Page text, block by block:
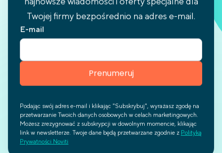
Prenumeruj
przetwarzanie Twoich danych osobowych w celach marketingowych.
Możesz zrezygnować z subskrypcji w dowolnym momencie, klikając
link w newsletterze. Twoje dane będą przetwarzane zgodnie z